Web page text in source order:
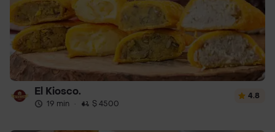
El Kiosco.
19 min · $ 4500
4.8